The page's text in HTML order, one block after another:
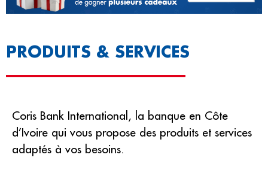
PRODUITS & SERVICES
Coris Bank International, la banque en Côte
d’Ivoire qui vous propose des produits et services
adaptés à vos besoins.